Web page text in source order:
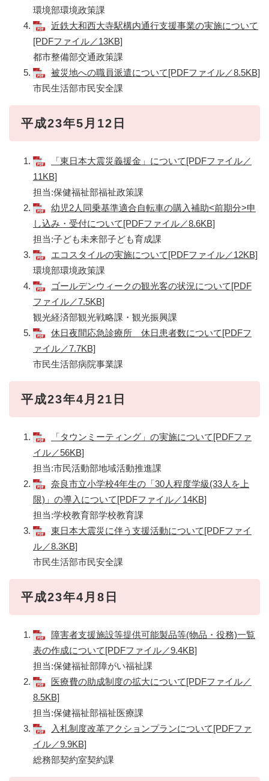
環境部環境政策課
近鉄大和西大寺駅構内通行支援事業の実施について
[PDFファイル／13KB]
都市整備部交通政策課
被災地への職員派遣について[PDFファイル／8.5KB]
市民生活部市民安全課
平成23年5月12日
「東日本大震災義援金」について[PDFファイル／
11KB]
担当:保健福祉部福祉政策課
幼児2人同乗基準適合自転車の購入補助<前期分>申
し込み・受付について[PDFファイル／8.6KB]
担当:子ども未来部子ども育成課
エコスタイルの実施について[PDFファイル／12KB]
環境部環境政策課
ゴールデンウィークの観光客の状況について[PDF
ファイル／7.5KB]
観光経済部観光戦略課・観光振興課
休日夜間応急診療所 休日患者数について[PDFフ
ァイル／7.7KB]
市民生活部病院事業課
平成23年4月21日
「タウンミーティング」の実施について[PDFファ
イル／56KB]
担当:市民活動部地域活動推進課
奈良市立小学校4年生の「30人程度学級(33人を上
限)」の導入について[PDFファイル／14KB]
担当:学校教育部学校教育課
東日本大震災に伴う支援活動について[PDFファイ
ル／8.3KB]
市民生活部市民安全課
平成23年4月8日
障害者支援施設等提供可能製品等(物品・役務)一覧
表の作成について[PDFファイル／9.4KB]
担当:保健福祉部障がい福祉課
医療費の助成制度の拡大について[PDFファイル／
8.5KB]
担当:保健福祉部福祉医療課
入札制度改革アクションプランについて[PDFファ
イル／9.9KB]
総務部契約室契約課